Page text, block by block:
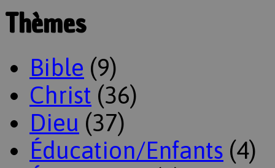
Thèmes
Bible (9)
Christ (36)
Dieu (37)
Éducation/Enfants (4)